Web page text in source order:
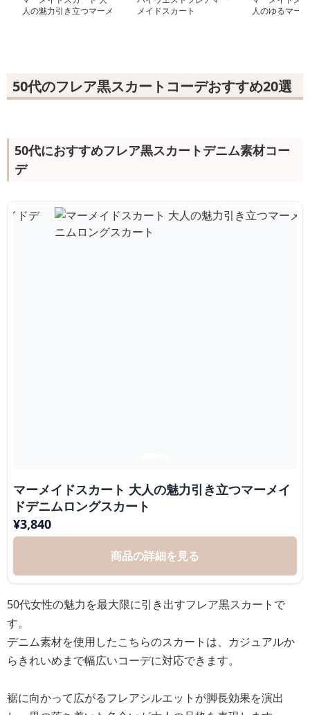
人の魅力引き立つマーメ
メイドスカート
人のゆるマー
50代のフレア黒スカートコーデおすすめ20選
50代におすすめフレア黒スカートデニム素材コー
デ
マーメイドスカート 大人の魅力引き立つマーメイ
ドデニムロングスカート
¥3,840
商品の詳細を見る
50代女性の魅力を最大限に引き出すフレア黒スカートで
す。
デニム素材を使用したこちらのスカートは、カジュアルか
らきれいめまで幅広いコーデに対応できます。
裾に向かって広がるフレアシルエットが脚長効果を演出